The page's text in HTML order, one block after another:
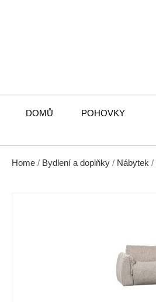
DOMŮ POHOVKY
Home / Bydlení a doplňky / Nábytek /